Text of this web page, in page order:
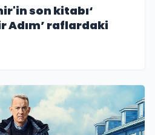
son kitabı‘
Adım’ raflardaki